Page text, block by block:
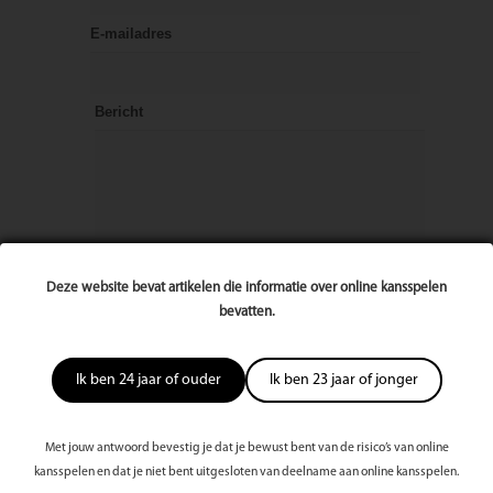
Deze website bevat artikelen die informatie over online kansspelen
bevatten.
Ik ben 24 jaar of ouder Ik ben 23 jaar of jonger
Met jouw antwoord bevestig je dat je bewust bent van de risico’s van online
kansspelen en dat je niet bent uitgesloten van deelname aan online kansspelen.
E-mailadres
Bericht